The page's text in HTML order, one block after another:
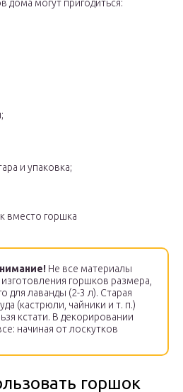
дома могут пригодиться:
и упаковка;
вместо горшка
Не все материалы
горшков размера,
для лаванды (2-3 л). Старая
(кастрюли, чайники и т. п.)
кстати. В декорировании
начиная от лоскутков
горшок